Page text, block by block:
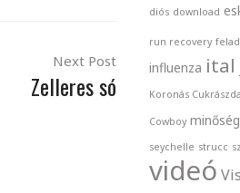
Next Post
Zelleres só
diós download
run recovery
influenza ital
Koronás Cukrászda
Cowboy
seychelle strucc
videó